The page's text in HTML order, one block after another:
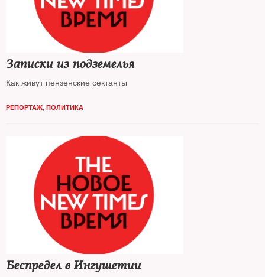
Записки из подземелья
Как живут пензенские сектанты
РЕПОРТАЖ, ПОЛИТИКА
Беспредел в Ингушетии